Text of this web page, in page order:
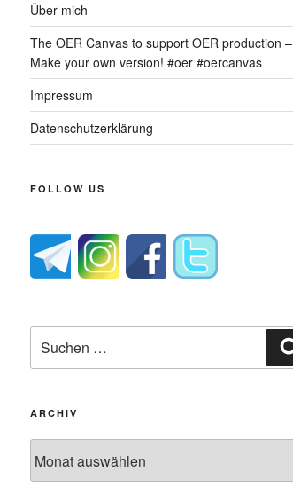
Über mich
The OER Canvas to support OER production –
Make your own version! #oer #oercanvas
Impressum
Datenschutzerklärung
FOLLOW US
nach:
ARCHIV